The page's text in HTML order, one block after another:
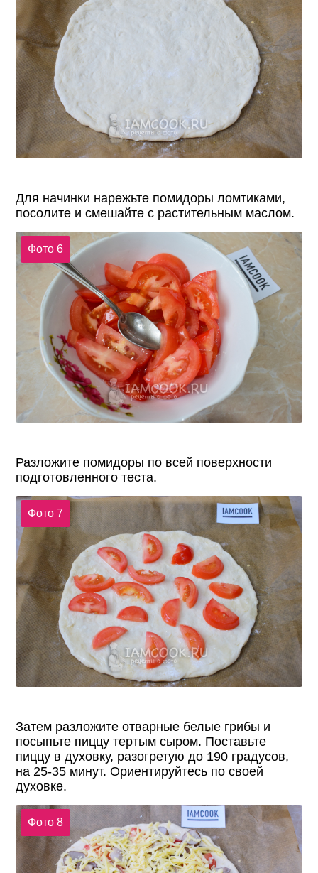
Для начинки нарежьте помидоры ломтиками,
посолите и смешайте с растительным маслом.
Фото 6
Разложите помидоры по всей поверхности
подготовленного теста.
Фото 7
Затем разложите отварные белые грибы и
посыпьте пиццу тертым сыром. Поставьте
пиццу в духовку, разогретую до 190 градусов,
на 25-35 минут. Ориентируйтесь по своей
духовке.
Фото 8